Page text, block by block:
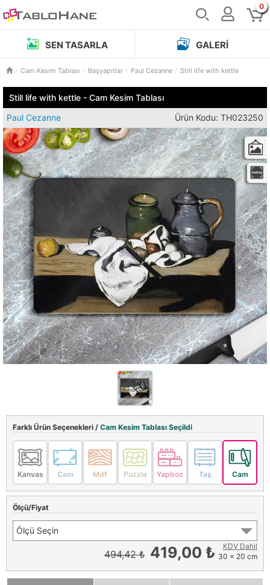
0
SEN TASARLA GALERI
Cam Kesim Tablası Başyapıtlar Paul Cezanne Still life with kettle
Still life with kettle - Cam Kesim Tablası
Paul Cezanne
Ürün Kodu: TH023250
Farklı Ürün Seçenekleri / Cam Kesim Tablası Seçildi
Kanvas Cam Mdf Puzzle Yapboz Taş Cam
Ölçü/Fiyat
Ölçü Seçin
494,42 ₺ 419,00 ₺
KDV Dahil
30 x 20 cm